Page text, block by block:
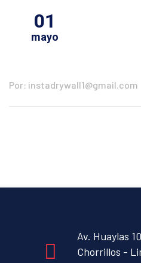
01
mayo
Por: instadrywall1@gmail.com
Av. Huaylas
Chorrillos -